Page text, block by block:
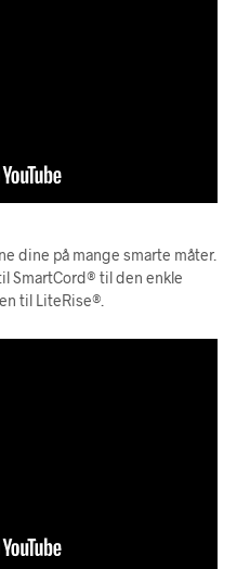
dine på mange smarte måter.
SmartCord® til den enkle
til LiteRise®.